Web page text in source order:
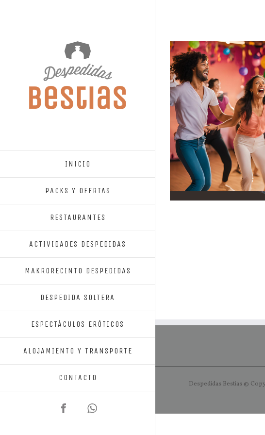
INICIO
PACKS Y OFERTAS
RESTAURANTES
ACTIVIDADES DESPEDIDAS
MAKRORECINTO DESPEDIDAS
DESPEDIDA SOLTERA
ESPECTÁCULOS ERÓTICOS
ALOJAMIENTO Y TRANSPORTE
CONTACTO
Facebook652
97
Despedidas Bestias ©